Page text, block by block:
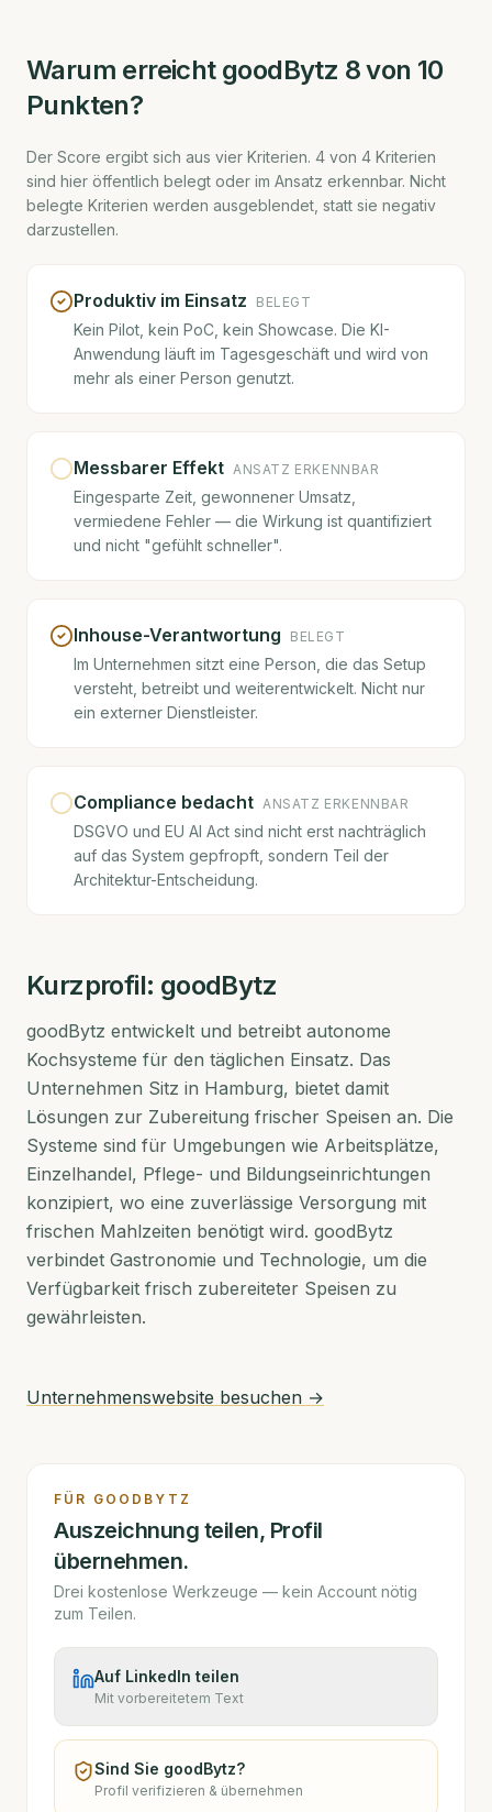
Warum erreicht goodBytz 8von 10
Punkten?
Der Score ergibt sich aus vier Kriterien. 4 von 4 Kriterien
sind hier öffentlich belegt oder im Ansatz erkennbar. Nicht
belegte Kriterien werden ausgeblendet, statt sie negativ
darzustellen.
Produktiv im Einsatz BELEGT
Kein Pilot, kein PoC, kein Showcase. Die KI-
Anwendung läuft im Tagesgeschäft und wird von
mehr als einer Person genutzt.
Messbarer Effekt ANSATZ ERKENNBAR
Eingesparte Zeit, gewonnener Umsatz,
vermiedene Fehler — die Wirkung ist quantifiziert
und nicht "gefühlt schneller".
Inhouse-Verantwortung BELEGT
Im Unternehmen sitzt eine Person, die das Setup
versteht, betreibt und weiterentwickelt. Nicht nur
ein externer Dienstleister.
Compliance bedacht ANSATZ ERKENNBAR
DSGVO und EU AI Act sind nicht erst nachträglich
auf das System gepfropft, sondern Teil der
Architektur-Entscheidung.
Kurzprofil: goodBytz
goodBytz entwickelt und betreibt autonome
Kochsysteme für den täglichen Einsatz. Das
Unternehmen Sitz in Hamburg, bietet damit
Lösungen zur Zubereitung frischer Speisen an. Die
Systeme sind für Umgebungen wie Arbeitsplätze,
Einzelhandel, Pflege- und Bildungseinrichtungen
konzipiert, wo eine zuverlässige Versorgung mit
frischen Mahlzeiten benötigt wird. goodBytz
verbindet Gastronomie und Technologie, um die
Verfügbarkeit frisch zubereiteter Speisen zu
gewährleisten.
Unternehmenswebsite besuchen →
FÜR GOODBYTZ
Auszeichnung teilen, Profil
übernehmen.
Drei kostenlose Werkzeuge — kein Account nötig
zum Teilen.
Auf LinkedIn teilen
Mit vorbereitetem Text
Sind Sie goodBytz?
Profil verifizieren & übernehmen